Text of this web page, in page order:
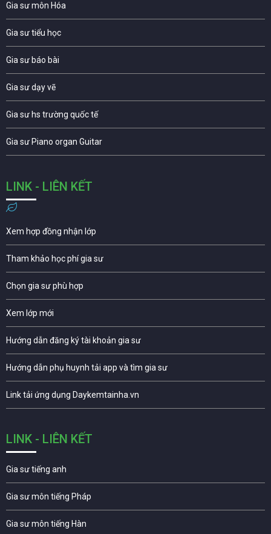
Gia sư môn Hóa
Gia sư tiểu học
Gia sư báo bài
Gia sư dạy vẽ
Gia sư hs trường quốc tế
Gia sư Piano organ Guitar
LINK - LIÊN KẾT
Xem hợp đồng nhận lớp
Tham khảo học phí gia sư
Chọn gia sư phù hợp
Xem lớp mới
Hướng dẫn đăng ký tài khoản gia sư
Hướng dẫn phụ huynh tải app và tìm gia sư
Link tải ứng dụng Daykemtainha.vn
LINK - LIÊN KẾT
Gia sư tiếng anh
Gia sư môn tiếng Pháp
Gia sư môn tiếng Hàn